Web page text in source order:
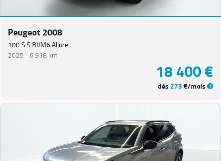
Peugeot 2008
100 S S BVM6 Allure
2025 -6 918 km
18 400 €
dès 273€/mois